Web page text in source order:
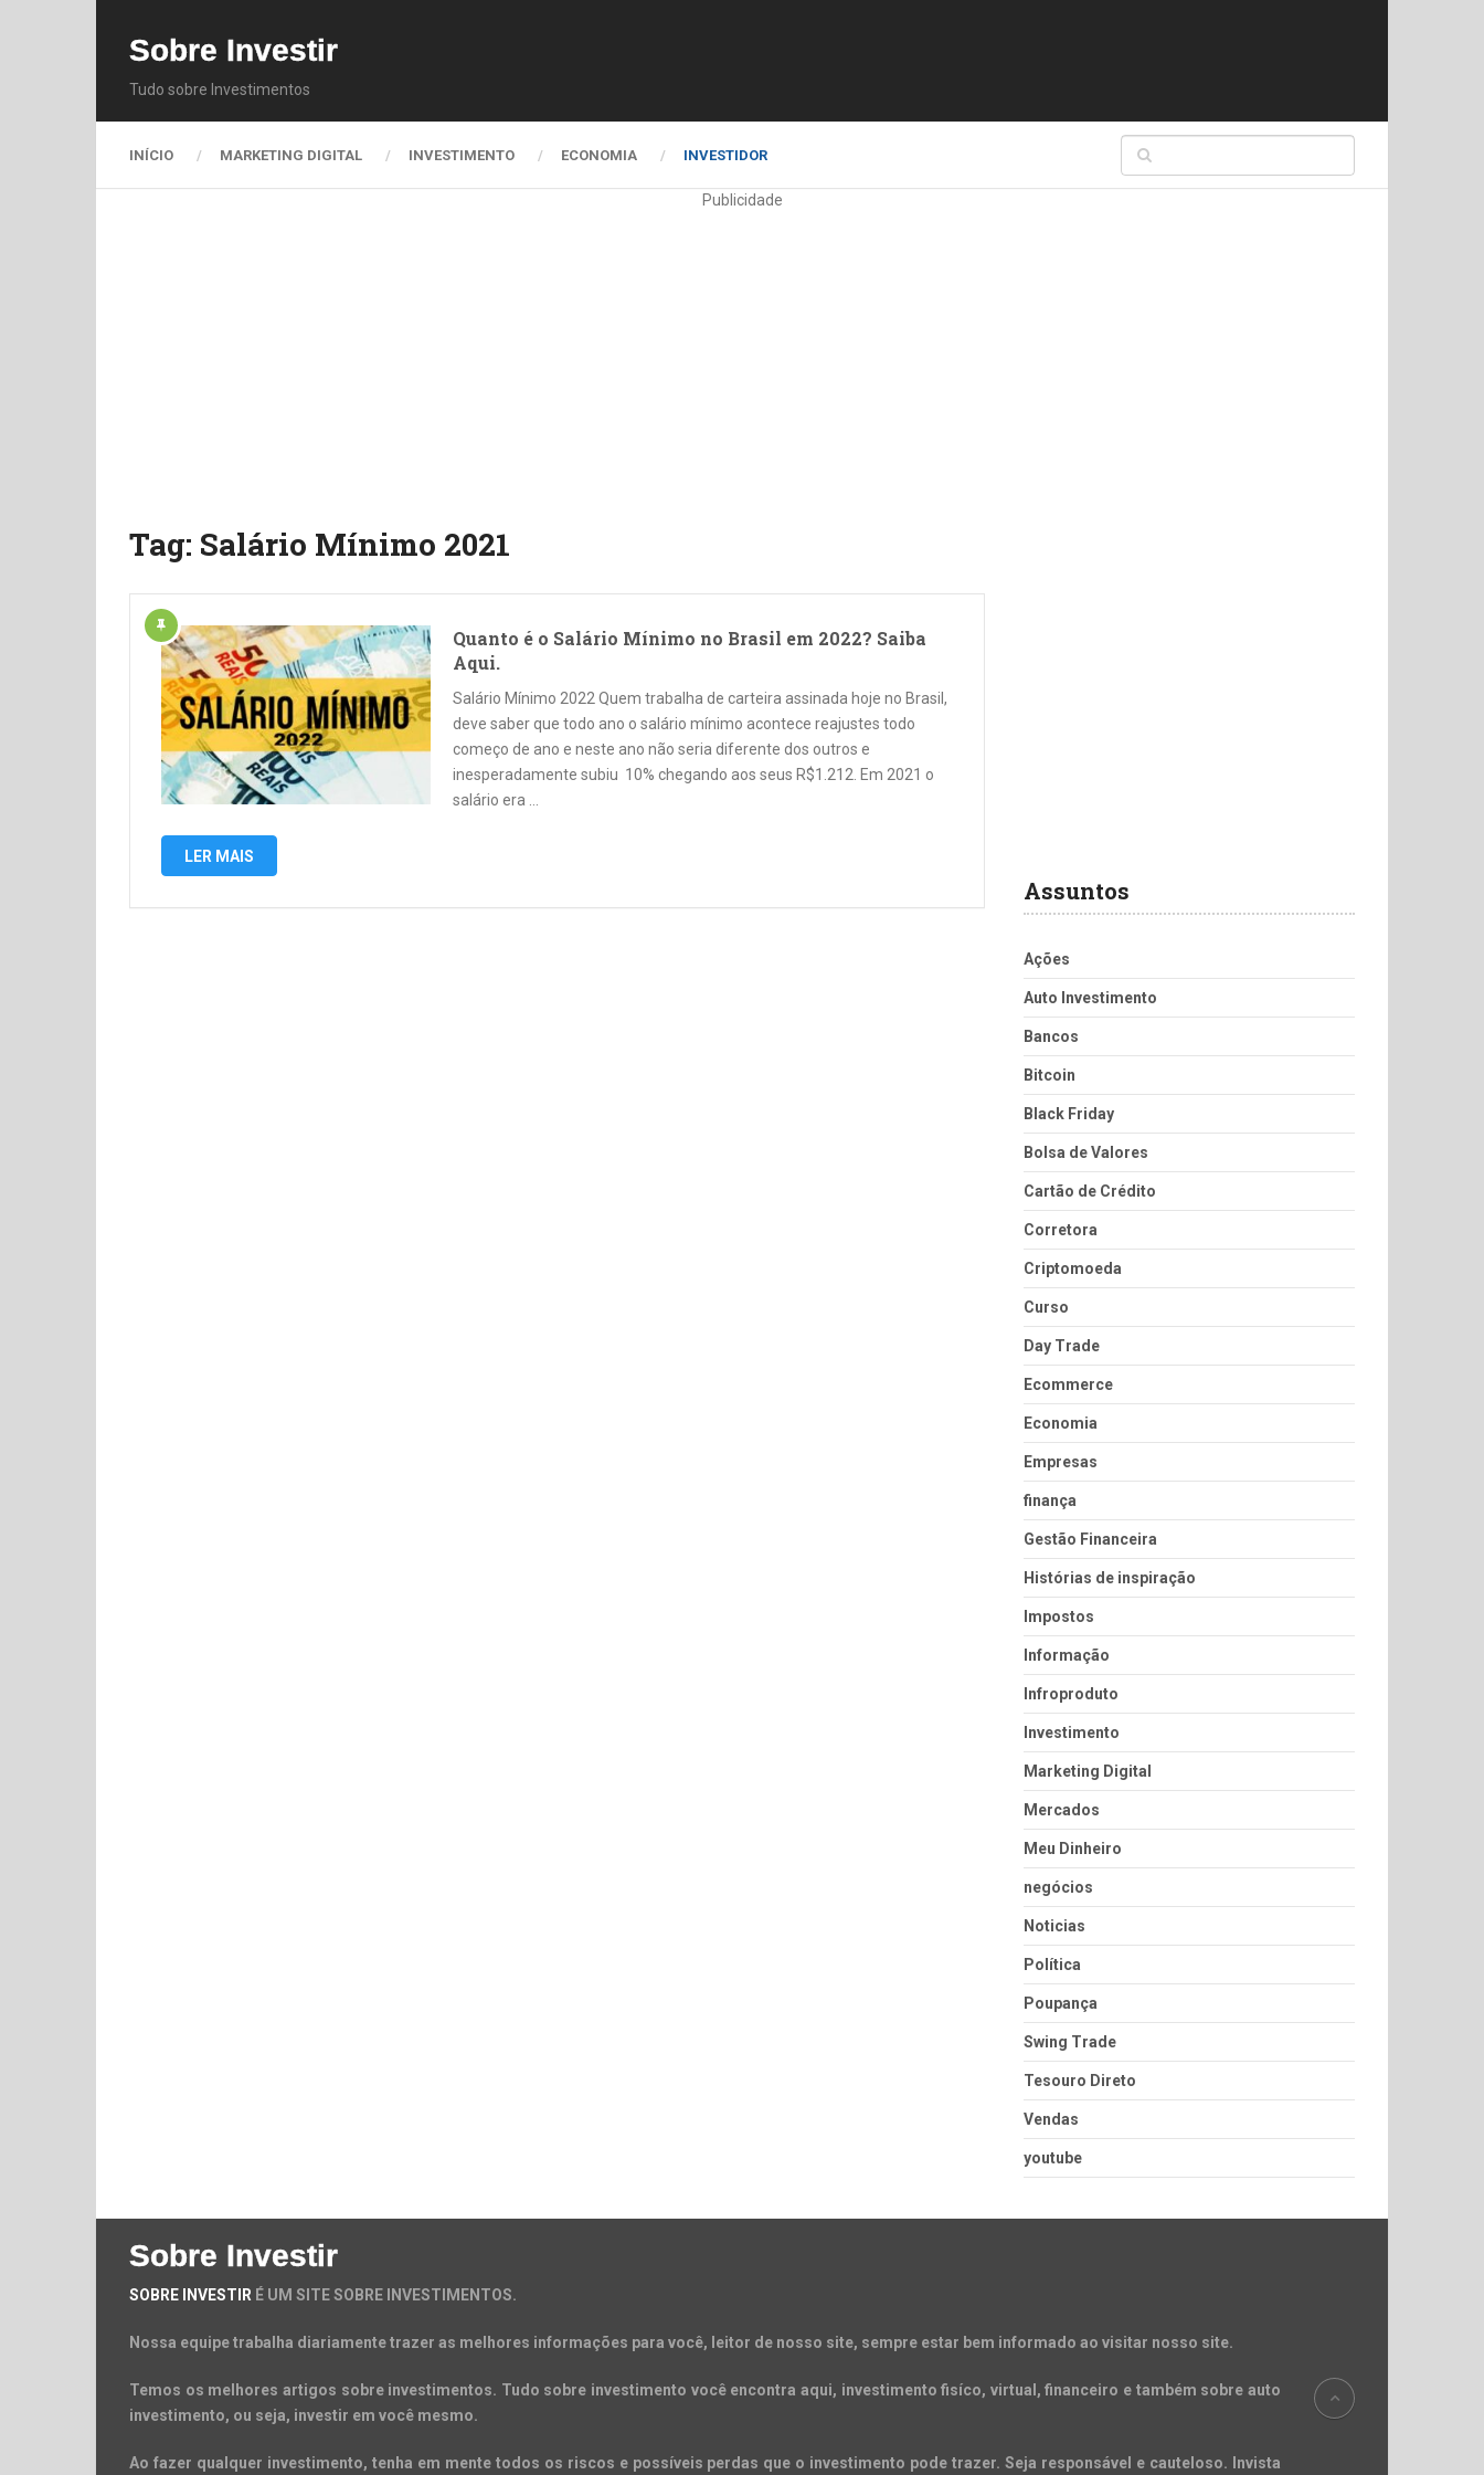
Sobre Investir
Tudo sobre Investimentos
INÍCIO MARKETING DIGITAL INVESTIMENTO ECONOMIA INVESTIDOR
Publicidade
Tag: Salário Mínimo 2021
Quanto é o Salário Mínimo no Brasil em 2022? Saiba
Aqui.
Salário Mínimo 2022 Quem trabalha de carteira assinada hoje no Brasil,
deve saber que todo ano o salário mínimo acontece reajustes todo
começo de ano e neste ano não seria diferente dos outros e
inesperadamente subiu 10% chegando aos seus R$1.212. Em 2021 o
salário era …
LER MAIS
Assuntos
Ações
Auto Investimento
Bancos
Bitcoin
Black Friday
Bolsa de Valores
Cartão de Crédito
Corretora
Criptomoeda
Curso
Day Trade
Ecommerce
Economia
Empresas
finança
Gestão Financeira
Histórias de inspiração
Impostos
Informação
Infroproduto
Investimento
Marketing Digital
Mercados
Meu Dinheiro
negócios
Noticias
Política
Poupança
Swing Trade
Tesouro Direto
Vendas
youtube
Sobre Investir
SOBRE INVESTIR É UM SITE SOBRE INVESTIMENTOS.
Nossa equipe trabalha diariamente trazer as melhores informações para você, leitor de nosso site, sempre estar bem informado ao visitar nosso site.
Temos os melhores artigos sobre investimentos. Tudo sobre investimento você encontra aqui, investimento fisíco, virtual, financeiro e também sobre auto
investimento, ou seja, investir em você mesmo.
Ao fazer qualquer investimento, tenha em mente todos os riscos e possíveis perdas que o investimento pode trazer. Seja responsável e cauteloso. Invista